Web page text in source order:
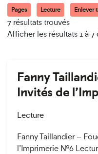
Pages Lecture Enlever
7 résultats trouvés
Afficher les résultats 1 à 7
Fanny
Invités de
Lecture
Fanny Taillandier –
l’Imprimerie n°6